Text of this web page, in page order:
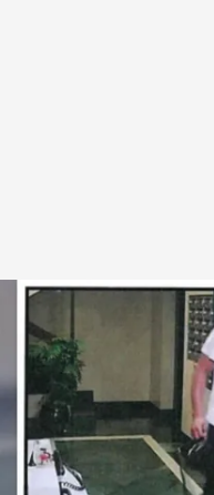
Crimen del mercadillo.
En boca de todos
13 ENE 2023 - 13:41h.
Ahmed, vendedor
la madrugada de